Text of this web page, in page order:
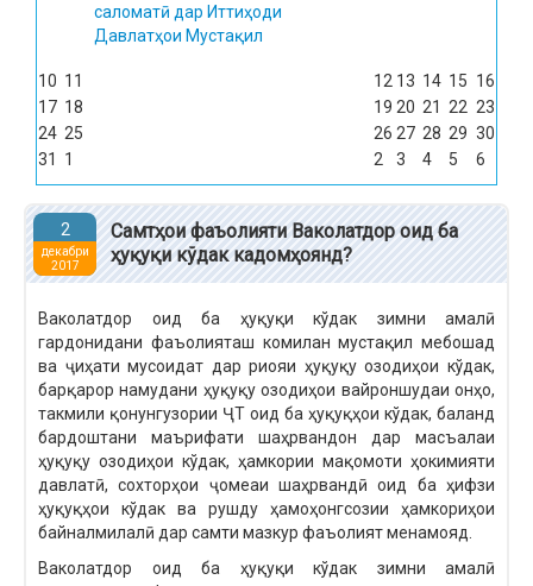
саломатӣ дар Иттиҳоди
Давлатҳои Мустақил
10 11 12 13 14 15 16
17 18 19 20 21 22 23
24 25 26 27 28 29 30
31
1 2 3 4 5 6
2
декабри
2017
Самтҳои фаъолияти Ваколатдор оид ба
ҳуқуқи кўдак кадомҳоянд?
Ваколатдор оид ба ҳуқуқи кўдак зимни амалӣ
гардонидани фаъолияташ комилан мустақил мебошад
ва ҷиҳати мусоидат дар риояи ҳуқуқу озодиҳои кўдак,
барқарор намудани ҳуқуқу озодиҳои вайроншудаи онҳо,
такмили қонунгузории ҶТ оид ба ҳуқуқҳои кўдак, баланд
бардоштани маърифати шаҳрвандон дар масъалаи
ҳуқуқу озодиҳои кўдак, ҳамкории мақомоти ҳокимияти
давлатӣ, сохторҳои ҷомеаи шаҳрвандӣ оид ба ҳифзи
ҳуқуқҳои кўдак ва рушду ҳамоҳонгсозии ҳамкориҳои
байналмилалӣ дар самти мазкур фаъолият менамояд.
Ваколатдор оид ба ҳуқуқи кўдак зимни амалӣ